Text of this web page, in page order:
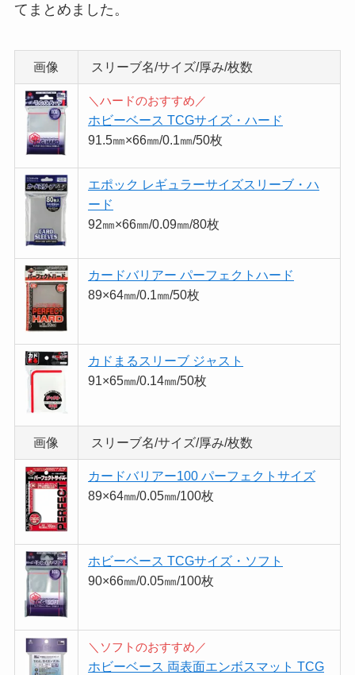
てまとめました。
画像 スリーブ名/サイズ/厚み/枚数
＼ハードのおすすめ／
ホビーベース TCGサイズ・ハード
91.5㎜×66㎜/0.1㎜/50枚
エポック レギュラーサイズスリーブ・ハ
ード
92㎜×66㎜/0.09㎜/80枚
カードバリアー パーフェクトハード
89×64㎜/0.1㎜/50枚
カドまるスリーブ ジャスト
91×65㎜/0.14㎜/50枚
画像 スリーブ名/サイズ/厚み/枚数
カードバリアー100 パーフェクトサイズ
89×64㎜/0.05㎜/100枚
ホビーベース TCGサイズ・ソフト
90×66㎜/0.05㎜/100枚
＼ソフトのおすすめ／
ホビーベース 両表面エンボスマット TCG